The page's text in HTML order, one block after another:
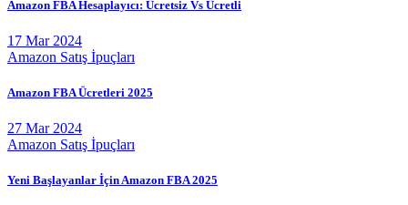
Amazon FBA Hesaplayıcı: Ücretsiz Vs Ücretli
17 Mar 2024
Amazon Satış İpuçları
Amazon FBA Ücretleri 2025
27 Mar 2024
Amazon Satış İpuçları
Yeni Başlayanlar İçin Amazon FBA 2025